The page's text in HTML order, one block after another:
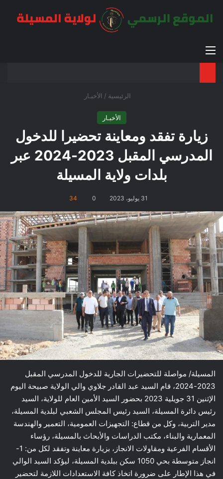
القائمة
الرئيسية / الأخبـار
الأخبـار
زيارة تفقد ومعاينة تحضيرا للدخول
المدرسي المقبل 2023-2024 عبر
بلدات ولاية المسيلة
31 يوليو، 2023 0
34
المسيلة/ مواصلة للتحضيرات الجارية للدخول المدرسي المقبل
2023-2024، قام السيد عبد القادر جلاوي والي الولاية صبيحة اليوم
الإثنين 31 جويلية 2023 بحضور السيد الأمين العام للولاية، السيد
رئيس دائرة المسيلة، السيد رئيس المجلس الشعبي لبلدية المسيلة،
مدير التربية، وكل من قطاع: التجهيزات العمومية، التعمير والهندسة
المعمارية والبناء، مكتب الدراسات والأبحاث بالمسيلة، رؤساء
الأقسام الفرعية ومقاولات الانجاز، بزيارة معاينة وتفقد لكل من: 1-
انجاز متوسطة بحي 1050 سكن ببلدية المسيلة، ليؤكد السيد الوالي
في هذا الإطار على ضرورة اتخاذ كافة الاستعدادات اللازمة لتحضير